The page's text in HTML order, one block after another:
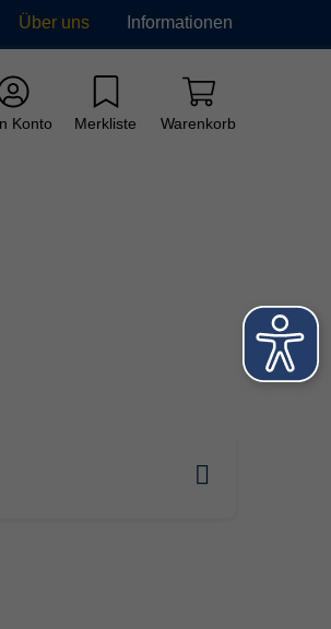
Über uns Informationen
Konto Merkliste Warenkorb
Neue Kurse